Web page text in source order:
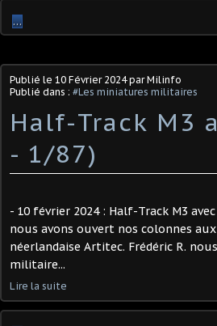
…
Publié le 10 Février 2024par Milinfo
Publié dans : #Les miniatures militaires
Half-Track M3
- 1/87) ​
- 10 février 2024 : Half-Track M3
nous avons ouvert nos colonnes
néerlandaise Artitec. Frédéric R.
militaire...
Lire la suite